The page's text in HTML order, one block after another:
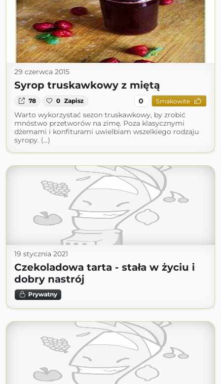
29 czerwca 2015
Syrop truskawkowy z miętą
78 0 Zapisz 0 Smakowite
Warto wykorzystać sezon truskawkowy, by zrobić
mnóstwo przetworów na zimę. Poza klasycznymi
dżemami i konfiturami uwielbiam wszelkiego rodzaju
syropy. (...)
19 stycznia 2021
Czekoladowa tarta - stała w życiu i
dobry nastrój
Prywatny